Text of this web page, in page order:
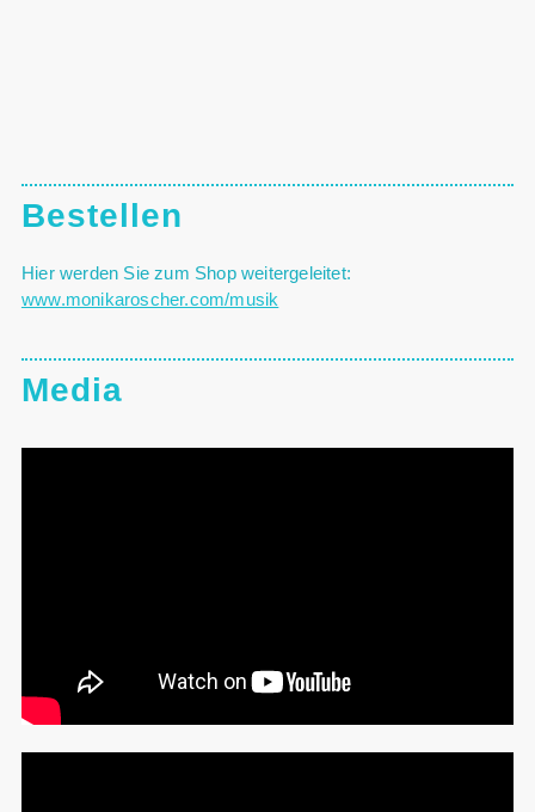
Bestellen
Hier werden Sie zum Shop weitergeleitet:
www.monikaroscher.com/musik
Media